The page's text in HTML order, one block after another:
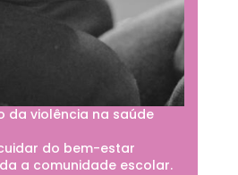
da violência na saúde
do bem-estar
a comunidade escolar.